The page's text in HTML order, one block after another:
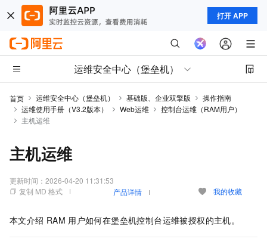
打开 APP
运维安全中心（堡垒机）
首页 运维安全中心（堡垒机） 基础版、企业双擎版
操作指南
运维使用手册（V3.2版本）
Web运维
控制台运维（RAM用户）
主机运维
主机运维
更新时间： 2026-04-20 11:31:53
复制 MD 格式
产品详情 我的收藏
本文介绍 RAM 用户如何在堡垒机控制台运维被授权的主机。